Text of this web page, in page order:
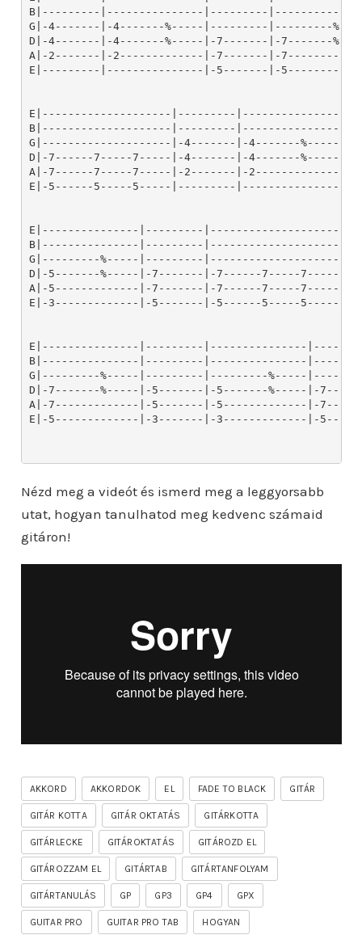
Nézd meg a videót és ismerd meg a leggyorsabb
utat, hogyan tanulhatod meg kedvenc számaid
gitáron!
AKKORD AKKORDOK EL FADE TO BLACK GITÁR
GITÁR KOTTA GITÁR OKTATÁS GITÁRKOTTA
GITÁRLECKE GITÁROKTATÁS GITÁROZD EL
GITÁROZZAM EL GITÁRTAB GITÁRTANFOLYAM
GITÁRTANULÁS GP GP3 GP4 GPX
GUITAR PRO GUITAR PRO TAB HOGYAN